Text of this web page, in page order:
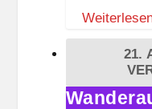
S
t
g
21.